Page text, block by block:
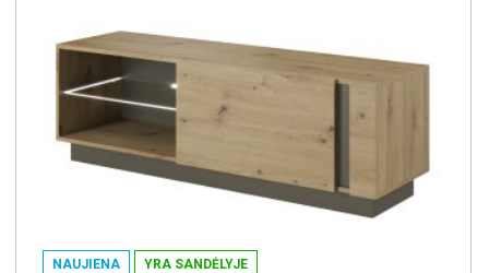
NAUJIENA YRA SANDĖLYJE